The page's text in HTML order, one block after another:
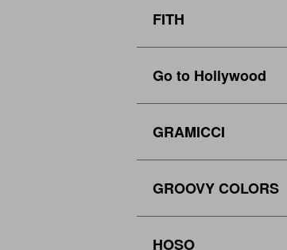
FITH
Go to Hollywood
GRAMICCI
GROOVY COLORS
HOSO